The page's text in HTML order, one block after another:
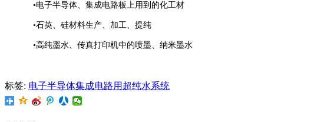
•电子半导体、集成电路板上用到的化工材
•石英、硅材料生产、加工、提纯
•高纯墨水、传真打印机中的喷墨、纳米墨水
标签: 电子半导体集成电路用超纯水系统